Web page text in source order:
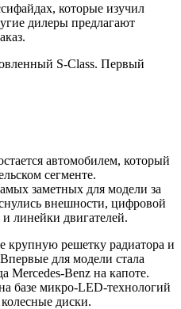
которые изучил
дилеры предлагают
S-Class. Первый
автомобилем, который
сегменте.
заметных для модели за
внешности, цифровой
линейки двигателей.
крупную решетку радиатора и
для модели стала
Mercedes-Benz на капоте.
базе микро-LED-технологий
диски.